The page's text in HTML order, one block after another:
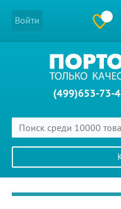
Войти
(499)653-73-
Главное меню сайта